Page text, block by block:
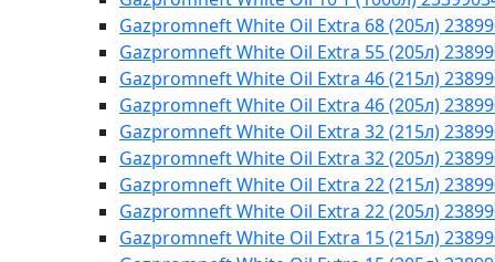
Gazpromneft White Oil Extra 68 (205л)
Gazpromneft White Oil Extra 55 (205л)
Gazpromneft White Oil Extra 46 (215л)
Gazpromneft White Oil Extra 46 (205л)
Gazpromneft White Oil Extra 32 (215л)
Gazpromneft White Oil Extra 32 (205л)
Gazpromneft White Oil Extra 22 (215л)
Gazpromneft White Oil Extra 22 (205л)
Gazpromneft White Oil Extra 15 (215л)